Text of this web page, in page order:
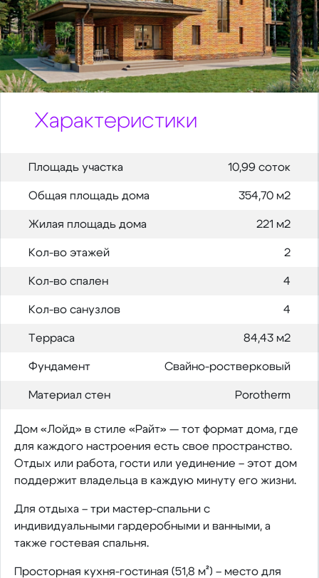
Характеристики
Площадь участка 10,99 соток
Общая площадь дома 354,70 м2
Жилая площадь дома 221 м2
Кол-во этажей 2
Кол-во спален 4
Кол-во санузлов 4
Терраса 84,43 м2
Фундамент Свайно-ростверковый
Материал стен Porotherm
Дом «Лойд» в стиле «Райт» — тот формат дома, где
для каждого настроения есть свое пространство.
Отдых или работа, гости или уединение – этот дом
поддержит владельца в каждую минуту его жизни.
Для отдыха – три мастер-спальни с
индивидуальными гардеробными и ванными, а
также гостевая спальня.
Просторная кухня-гостиная (51,8 м²) – место для